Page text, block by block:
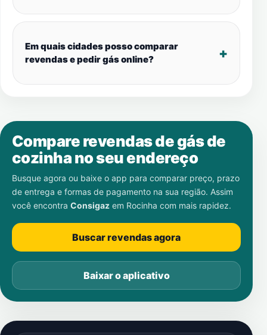
Em quais cidades posso comparar
revendas e pedir gás online?
Compare revendas de gás de
cozinha no seu endereço
Busque agora ou baixe o app para comparar preço, prazo
de entrega e formas de pagamento na sua região. Assim
você encontra Consigaz em Rocinha com mais rapidez.
Buscar revendas agora
Baixar o aplicativo